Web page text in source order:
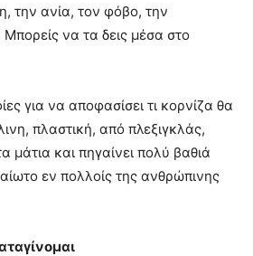
την ανία, τον φόβο, την
να τα δεις μέσα στο
για να αποφασίσει τι κορνίζα θα
πλαστική, από πλεξιγκλάς,
μάτια και πηγαίνει πολύ βαθιά
εν πολλοίς της ανθρώπινης